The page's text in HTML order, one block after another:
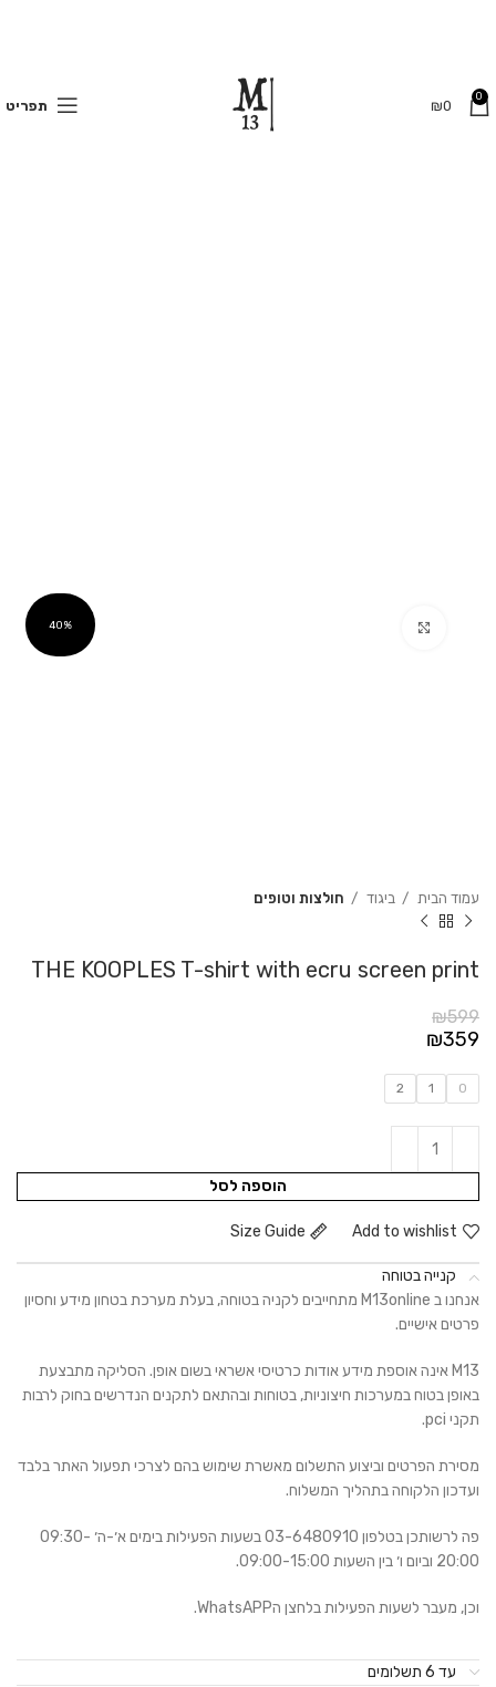
0
₪0 תפריט
40%
עמוד הבית ביגוד חולצות וטופים
THE KOOPLES T-shirt with ecru screen print
₪599
₪359
0
1
2
הוספה לסל
Add to wishlist
Size Guide
קנייה בטוחה
אנחנו ב M13online מתחייבים לקניה בטוחה, בעלת מערכת בטחון מידע וחסיון
פרטים אישיים.
M13 אינה אוספת מידע אודות כרטיסי אשראי בשום אופן. הסליקה מתבצעת
באופן בטוח במערכות חיצוניות, בטוחות ובהתאם לתקנים הנדרשים בחוק לרבות
תקני pci.
מסירת הפרטים וביצוע התשלום מאשרת שימוש בהם לצרכי תפעול האתר בלבד
ועדכון הלקוחה בתהליך המשלוח.
פה לרשותכן בטלפון 03-6480910 בשעות הפעילות בימים א׳-ה׳ 09:30-
20:00 וביום ו׳ בין השעות 09:00-15:00.
וכן, מעבר לשעות הפעילות בלחצן הWhatsAPP.
עד 6 תשלומים